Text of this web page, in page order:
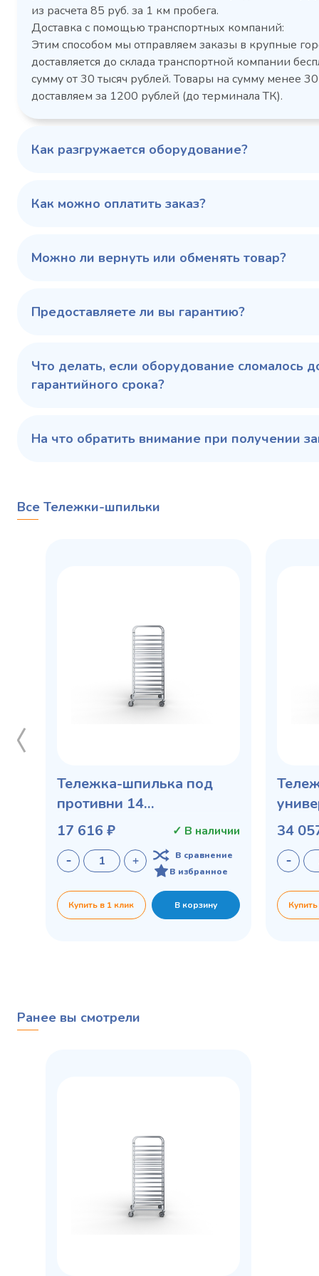
CM105-G из нержавеющей
стали
Расход
электроэнергии за
сутки, кВт/ч, не
3,5
размеры (Д х Ш х В),
режим, °C
100 343 ₽ ✓ В наличии
TM2-G
Артикул
размеры
мм
Серия
102
из расчета 85 руб. за 1 км пробега.
Доставка с помощью транспортных компаний:
Этим способом мы отправляем заказы в крупные
доставляется до склада транспортной компании
сумму от 30 тысяч рублей. Товары на сумму менее
доставляем за 1200 рублей (до терминала ТК).
Как разгружается оборудование?
Как можно оплатить заказ?
Можно ли вернуть или обменять товар?
Предоставляете ли вы гарантию?
Что делать, если оборудование сломалось
гарантийного срока?
На что обратить внимание при получении
Все Тележки-шпильки
Тележка-шпилька под
противни 14
направляющих
мм
17 616 ₽ ✓ В наличии
В сравнение
В избранное
Купить в 1 клик В корзину
34
Ранее вы смотрели